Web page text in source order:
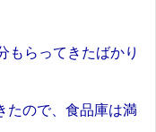
もらってきたばかり
たので、食品庫は満